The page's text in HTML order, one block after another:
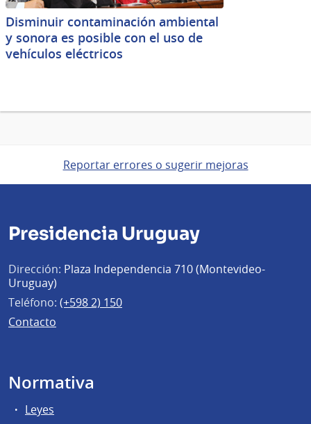
Disminuir contaminación ambiental
y sonora es posible con el uso de
vehículos eléctricos
Reportar errores o sugerir mejoras
Presidencia Uruguay
Dirección: Plaza Independencia 710 (Montevideo-
Uruguay)
Teléfono: (+598 2) 150
Contacto
Normativa
Leyes